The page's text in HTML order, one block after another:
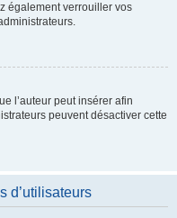
également verrouiller vos
l’auteur peut insérer afin
peuvent désactiver cette
d’utilisateurs